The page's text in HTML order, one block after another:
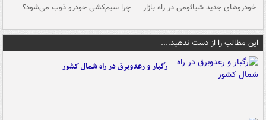
خودروهای جدید شیائومی در راه بازار چرا سیم‌کشی خودرو ذوب می‌شود؟
این مطالب را از دست ندهید....
رگبار و رعدوبرق در راه شمال کشور